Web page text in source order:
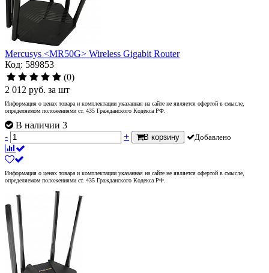
Mercusys <MR50G> Wireless Gigabit Router
Код: 589853
(0)
2 012 руб. за шт
Информация о ценах товара и комплектации указанная на сайте не является офертой в смысле,
определяемом положениями ст. 435 Гражданского Кодекса РФ.
В наличии 3
-
+ В корзину Добавлено
Информация о ценах товара и комплектации указанная на сайте не является офертой в смысле,
определяемом положениями ст. 435 Гражданского Кодекса РФ.